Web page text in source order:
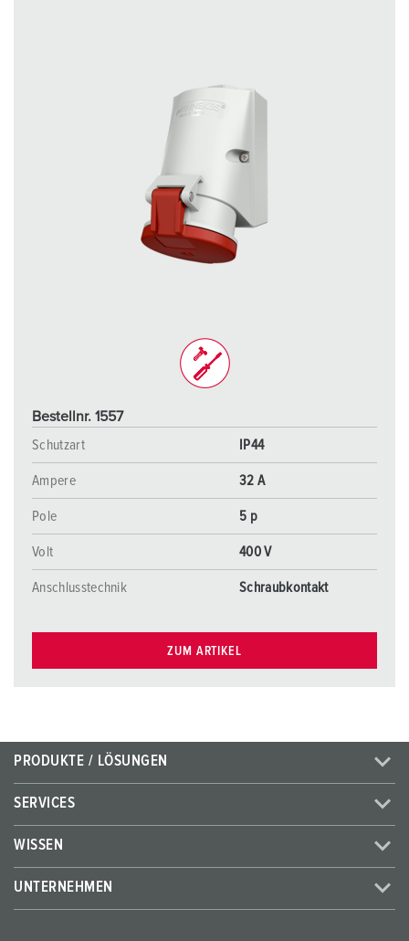
Bestellnr. 1557
Schutzart
IP44
Ampere 32 A
Pole 5 p
Volt 400 V
Anschlusstechnik Schraubkontakt
ZUM ARTIKEL
PRODUKTE / LÖSUNGEN
SERVICES
WISSEN
UNTERNEHMEN